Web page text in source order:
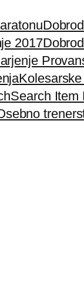
2017
Search Item